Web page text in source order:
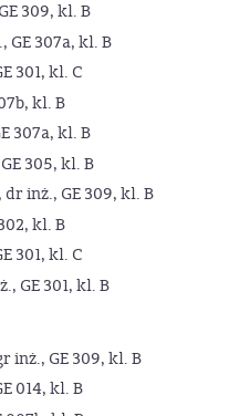
309, kl. B
GE 307a, kl. B
301, kl. C
kl. B
307a, kl. B
305, kl. B
dr inż., GE 309, kl. B
kl. B
301, kl. C
GE 301, kl. B
inż., GE 309, kl. B
014, kl. B